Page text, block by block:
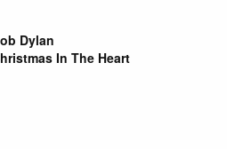
Dylan
In The Heart